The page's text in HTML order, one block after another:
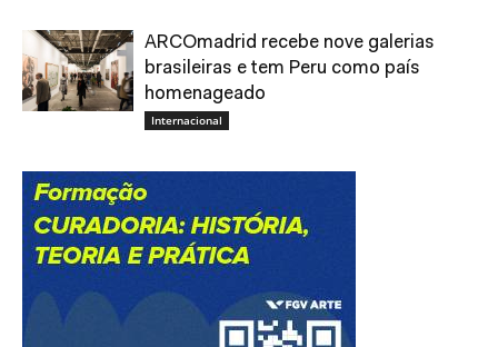
ARCOmadrid recebe nove galerias
brasileiras e tem Peru como país
homenageado
Internacional